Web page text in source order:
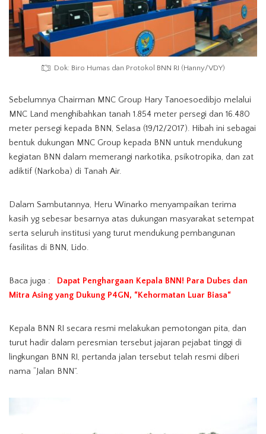
Dok: Biro Humas dan Protokol BNN RI (Hanny/VDY)
Sebelumnya Chairman MNC Group Hary Tanoesoedibjo melalui
MNC Land menghibahkan tanah 1.854 meter persegi dan 16.480
meter persegi kepada BNN, Selasa (19/12/2017). Hibah ini sebagai
bentuk dukungan MNC Group kepada BNN untuk mendukung
kegiatan BNN dalam memerangi narkotika, psikotropika, dan zat
adiktif (Narkoba) di Tanah Air.
Dalam Sambutannya, Heru Winarko menyampaikan terima
kasih yg sebesar besarnya atas dukungan masyarakat setempat
serta seluruh institusi yang turut mendukung pembangunan
fasilitas di BNN, Lido.
Baca juga :
Dapat Penghargaan Kepala BNN! Para Dubes dan
Mitra Asing yang Dukung P4GN, “Kehormatan Luar Biasa“
Kepala BNN RI secara resmi melakukan pemotongan pita, dan
turut hadir dalam peresmian tersebut jajaran pejabat tinggi di
lingkungan BNN RI, pertanda jalan tersebut telah resmi diberi
nama “Jalan BNN”.